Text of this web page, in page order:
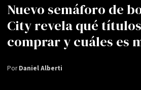
Nuevo semáforo de
City revela qué
comprar y cuáles es
PorDaniel Alberti